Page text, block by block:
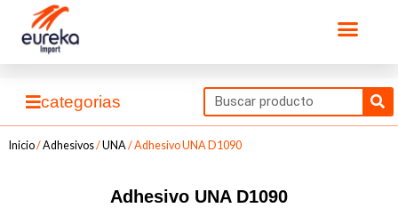
contenido
categorias
Inicio/Adhesivos/UNA / Adhesivo UNA D1090
Adhesivo UNA D1090